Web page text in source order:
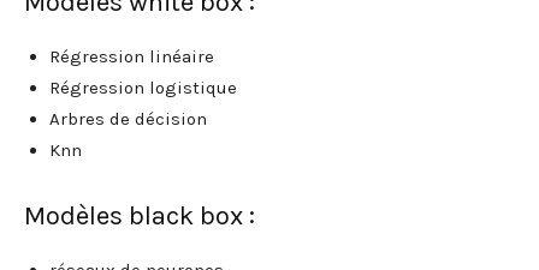
Régression linéaire
Régression logistique
Arbres de décision
Knn
Modèles black box :